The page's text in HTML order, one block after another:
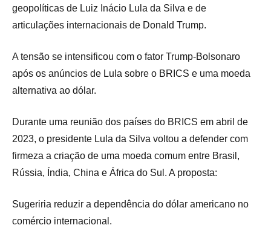
geopolíticas de Luiz Inácio Lula da Silva e de
articulações internacionais de Donald Trump.
A tensão se intensificou com o fator Trump-Bolsonaro
após os anúncios de Lula sobre o BRICS e uma moeda
alternativa ao dólar.
Durante uma reunião dos países do BRICS em abril de
2023, o presidente Lula da Silva voltou a defender com
firmeza a criação de uma moeda comum entre Brasil,
Rússia, Índia, China e África do Sul. A proposta:
Sugeriria reduzir a dependência do dólar americano no
comércio internacional.